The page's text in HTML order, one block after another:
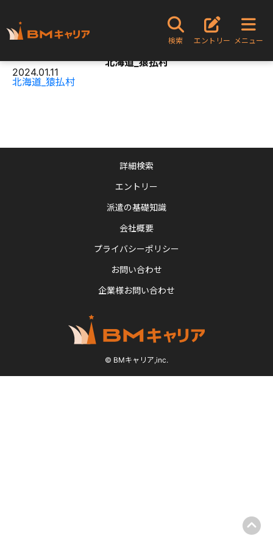
検索 エントリー メニュー
北海道_猿払村
2024.01.11
北海道_猿払村
詳細検索
エントリー
派遣の基礎知識
会社概要
プライバシーポリシー
お問い合わせ
企業様お問い合わせ
© BMキャリア,inc.